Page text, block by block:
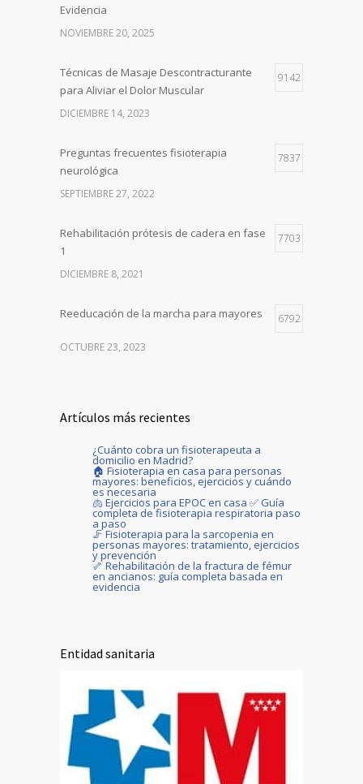
Evidencia
NOVIEMBRE 20, 2025
Técnicas de Masaje Descontracturante
para Aliviar el Dolor Muscular
9142
DICIEMBRE 14, 2023
Preguntas frecuentes fisioterapia
neurológica
7837
SEPTIEMBRE 27, 2022
Rehabilitación prótesis de cadera en fase
1
7703
DICIEMBRE 8, 2021
Reeducación de la marcha para mayores 6792
OCTUBRE 23, 2023
Artículos más recientes
¿Cuánto cobra un fisioterapeuta a
domicilio en Madrid?
🏠 Fisioterapia en casa para personas
mayores: beneficios, ejercicios y cuándo
es necesaria
🫁 Ejercicios para EPOC en casa ✅ Guía
completa de fisioterapia respiratoria paso
a paso
🦵 Fisioterapia para la sarcopenia en
personas mayores: tratamiento, ejercicios
y prevención
🦴 Rehabilitación de la fractura de fémur
en ancianos: guía completa basada en
evidencia
Entidad sanitaria